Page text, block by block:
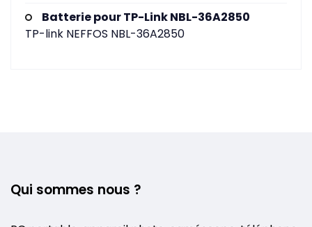
Batterie pour TP-Link NBL-36A2850
TP-link NEFFOS NBL-36A2850
Qui sommes nous ?